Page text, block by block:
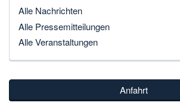
Alle Nachrichten
Alle Pressemitteilungen
Alle Veranstaltungen
Anfahrt